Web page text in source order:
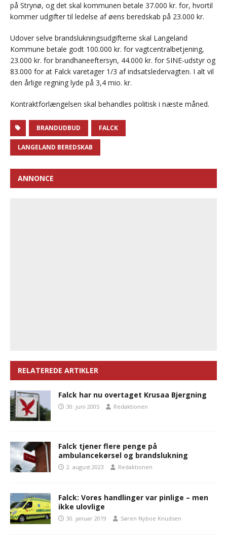
på Strynø, og det skal kommunen betale 37.000 kr. for, hvortil
kommer udgifter til ledelse af øens beredskab på 23.000 kr.
Udover selve brandslukningsudgifterne skal Langeland
Kommune betale godt 100.000 kr. for vagtcentralbetjening,
23.000 kr. for brandhaneeftersyn, 44.000 kr. for SINE-udstyr og
83.000 for at Falck varetager 1/3 af indsatsledervagten. I alt vil
den årlige regning lyde på 3,4 mio. kr.
Kontraktforlængelsen skal behandles politisk i næste måned.
BRANDUDBUD FALCK
LANGELAND BEREDSKAB
ANNONCE
RELATEREDE ARTIKLER
Falck har nu overtaget Krusaa Bjergning
30. juni 2005 Redaktionen
Falck tjener flere penge på
ambulancekørsel og brandslukning
2. august 2023 Redaktionen
Falck: Vores handlinger var pinlige – men
ikke ulovlige
30. januar 2019 Søren Nyboe Knudsen